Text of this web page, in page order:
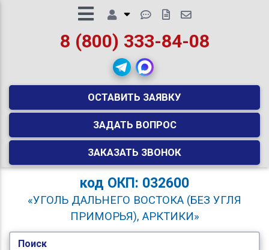
8 (800) 333-84-08
ОСТАВИТЬ ЗАЯВКУ
ЗАДАТЬ ВОПРОС
ЗАКАЗАТЬ ЗВОНОК
код ОКП: 032600
«УГОЛЬ ДАЛЬНЕГО ВОСТОКА (БЕЗ УГЛЯ
ПРИМОРЬЯ), АРКТИКИ»
Поиск